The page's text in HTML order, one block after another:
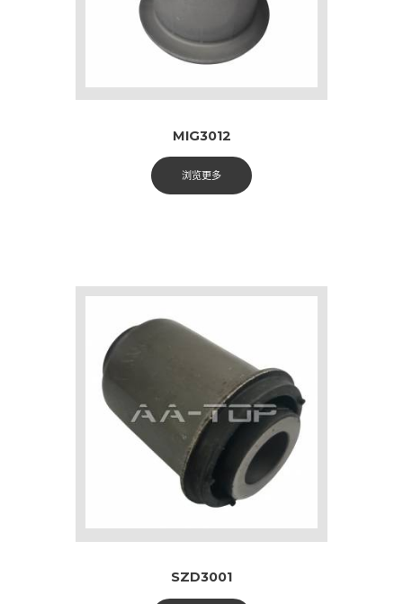
MIG3012
浏览更多
SZD3001